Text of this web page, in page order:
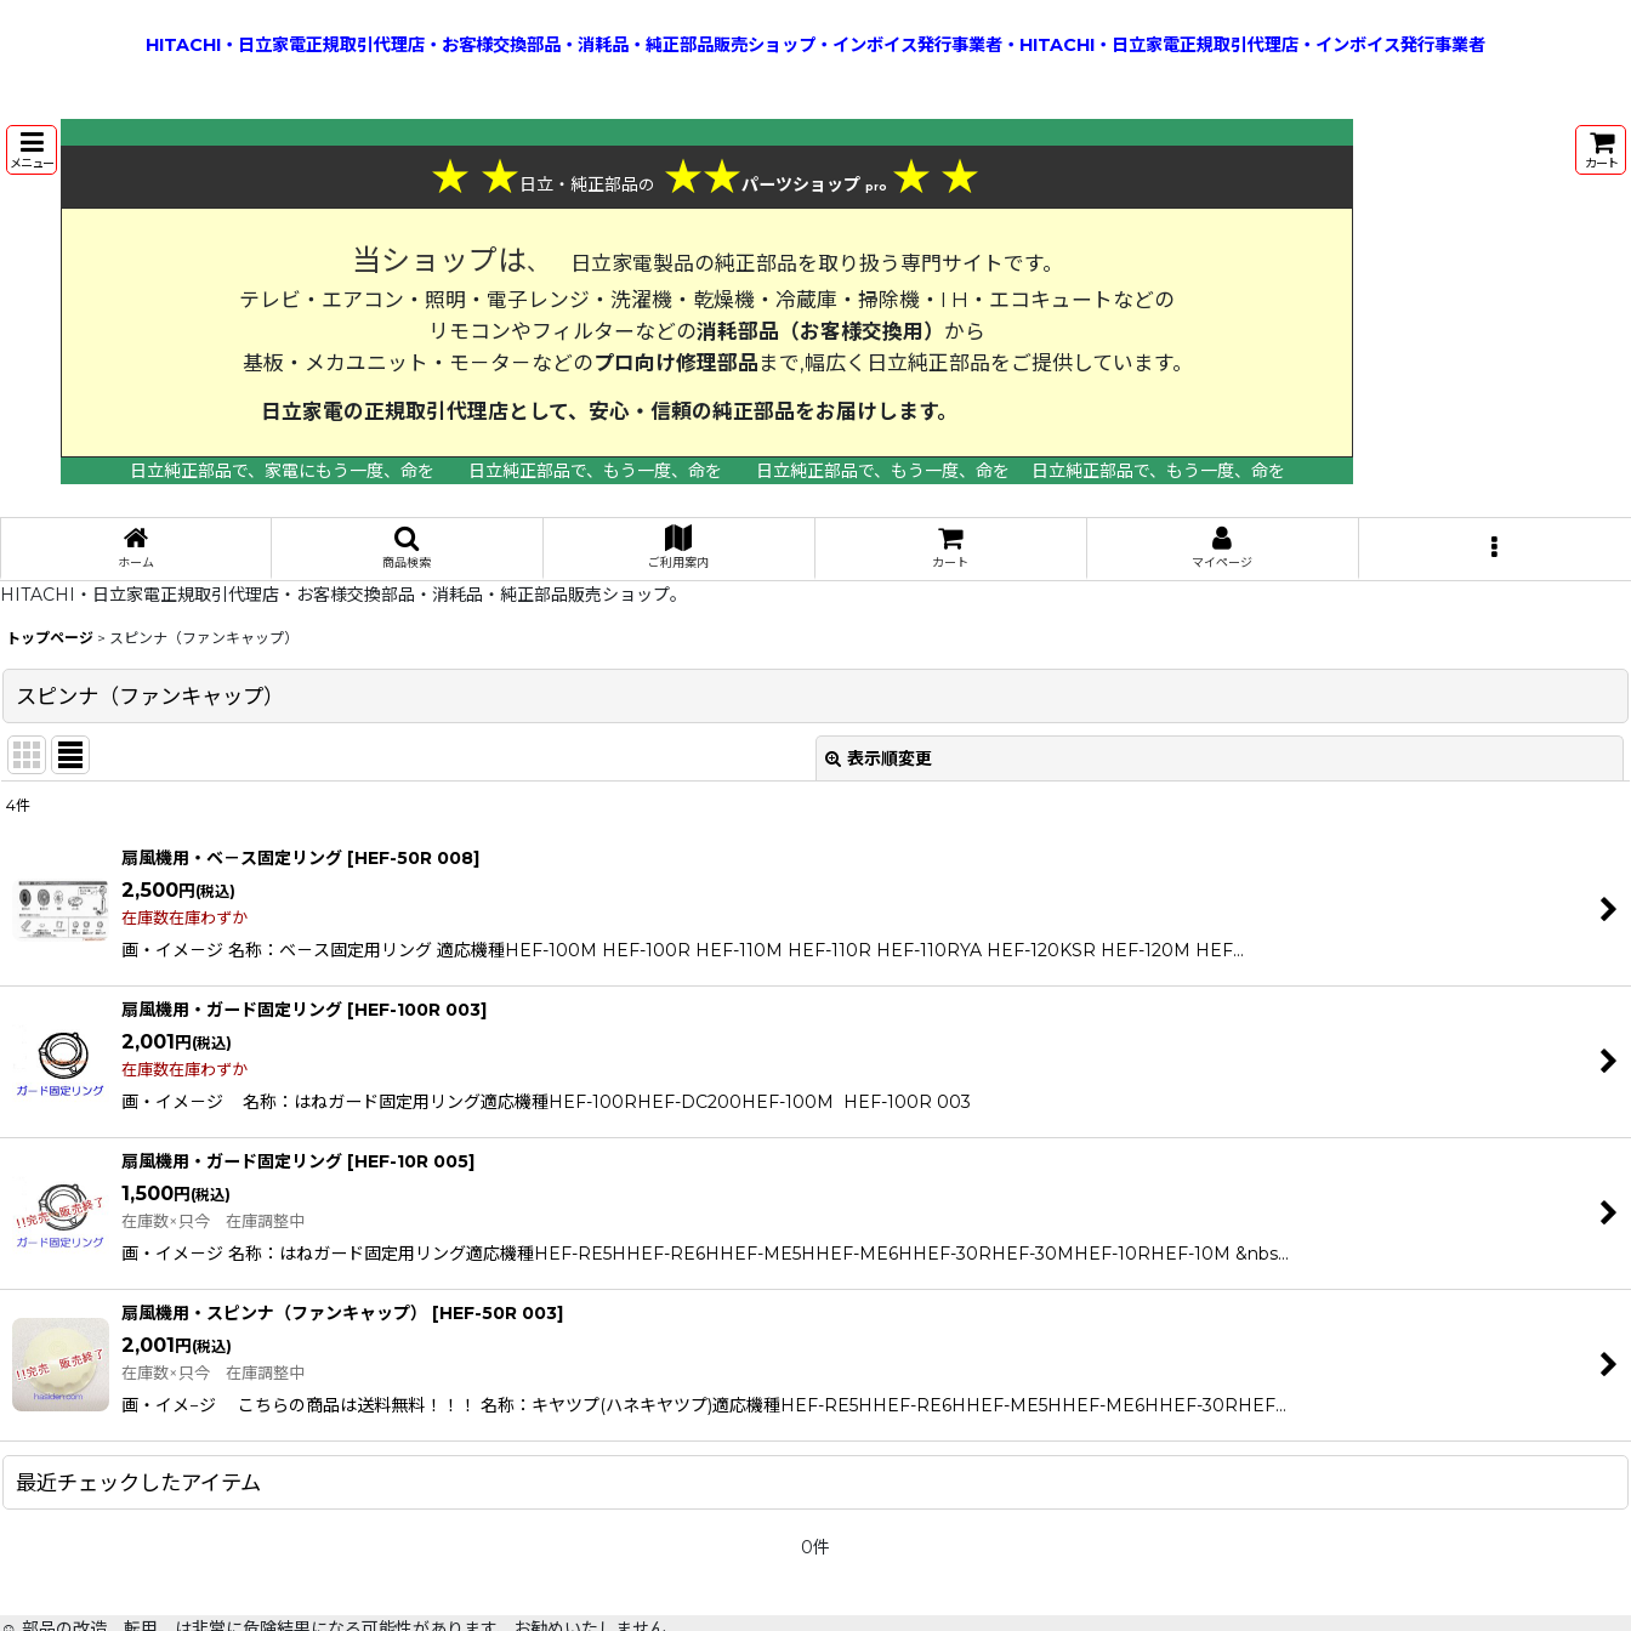
HITACHI・日立家電正規取引代理店・お客様交換部品・消耗品・純正部品販売ショップ・インボイス発行事業者・HITACHI・日立家電正規取引代理店・インボイス発行事業者
メニュー ★ ★日立・純正部品の ★★パーツショップ pro ★ ★
当ショップは、
日立家電製品の純正部品を取り扱う専門サイトです。
テレビ・エアコン・照明・電子レンジ・洗濯機・乾燥機・冷蔵庫・掃除機・I H・エコキュートなどの
リモコンやフィルターなどの消耗部品（お客様交換用） から
基板・メカユニット・モ－タ－などのプロ向け修理部品 まで,幅広く日立純正部品をご提供しています。
日立家電の正規取引代理店として、安心・信頼の純正部品をお届けします。
日立純正部品で、家電にもう一度、命を
日立純正部品で、もう一度、命を 日立純正部品で、もう一度、命を 日立純正部品で、もう一度、命を
カート
ホーム 商品検索 ご利用案内 カート マイページ
HITACHI・日立家電正規取引代理店・お客様交換部品・消耗品・純正部品販売ショップ。
トップページ > スピンナ（ファンキャップ）
スピンナ（ファンキャップ）
表示順変更
在庫あり
並び順:
4件
扇風機用・ベ－ス固定リング [HEF-50R 008]
2,500円 (税込)
在庫数在庫わずか
画・イメ－ジ 名称：ベ－ス固定用リング 適応機種HEF-100M HEF-100R HEF-110M HEF-110R HEF-110RYA HEF-120KSR HEF-120M HEF…
扇風機用・ガード固定リング [HEF-100R 003]
2,001円 (税込)
在庫数在庫わずか
画・イメ－ジ 名称：はねガード固定用リング適応機種HEF-100RHEF-DC200HEF-100M HEF-100R 003
扇風機用・ガード固定リング [HEF-10R 005]
1,500円 (税込)
在庫数×只今 在庫調整中
画・イメ－ジ 名称：はねガード固定用リング適応機種HEF-RE5HHEF-RE6HHEF-ME5HHEF-ME6HHEF-30RHEF-30MHEF-10RHEF-10M &nbs…
扇風機用・スピンナ（ファンキャップ） [HEF-50R 003]
2,001円 (税込)
在庫数×只今 在庫調整中
画・イメ−ジ こちらの商品は送料無料！！！ 名称：キヤツプ(ハネキヤツプ)適応機種HEF-RE5HHEF-RE6HHEF-ME5HHEF-ME6HHEF-30RHEF…
最近チェックしたアイテム
0件